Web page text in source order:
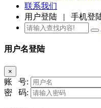
联系我们
用户登陆 | 手机登
用户名登陆
×
账 号:
密 码: